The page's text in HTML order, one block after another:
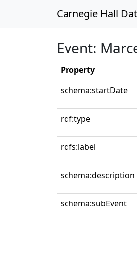
Carnegie Hall
Event:
Property
schema:startDate
rdf:type
rdfs:label
schema:description
schema:subEvent